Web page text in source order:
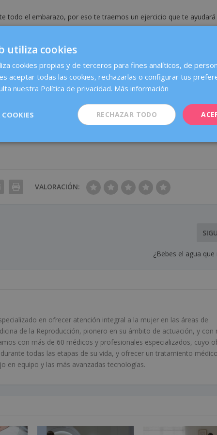
todo el embarazo, por eso te traemos un ejercicio que te ayudará
favorece su flexibilidad y reduce las posibilidades de
por eso deberás realizarlo diariamente a partir de la semana 32
VALORACIÓN:
¿Bebes el agua que
en ofrecer atención integral a la mujer en las áreas de
de la Reproducción, pionero en su ámbito de actuación, y con
con más de 60 médicos y profesionales especializados, cuyo
todas las etapas de su vida, y ofrecer un tratamiento
en equipo y las más avanzadas tecnologías.
utiliza cookies
cookies propias y de terceros para fines analíticos, de
aceptar todas las cookies, rechazarlas o configurar tus
nuestra Política de privacidad. Más información
RECHAZAR TODO